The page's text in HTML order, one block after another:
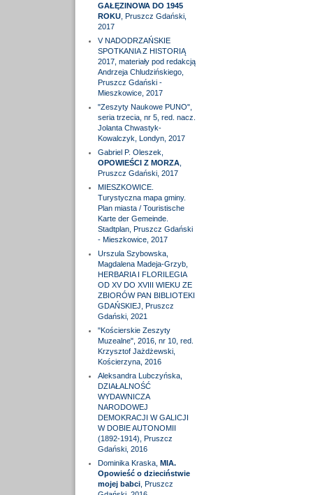
GAŁĘZINOWA DO 1945
ROKU, Pruszcz Gdański,
2017
V NADODRZAŃSKIE
SPOTKANIA Z HISTORIĄ
2017, materiały pod redakcją
Andrzeja Chludzińskiego,
Pruszcz Gdański -
Mieszkowice, 2017
"Zeszyty Naukowe PUNO",
seria trzecia, nr 5, red. nacz.
Jolanta Chwastyk-
Kowalczyk, Londyn, 2017
Gabriel P. Oleszek,
OPOWIEŚCI Z MORZA,
Pruszcz Gdański, 2017
MIESZKOWICE.
Turystyczna mapa gminy.
Plan miasta / Touristische
Karte der Gemeinde.
Stadtplan, Pruszcz Gdański
- Mieszkowice, 2017
Urszula Szybowska,
Magdalena Madeja-Grzyb,
HERBARIA I FLORILEGIA
OD XV DO XVIII WIEKU ZE
ZBIORÓW PAN BIBLIOTEKI
GDAŃSKIEJ, Pruszcz
Gdański, 2021
"Kościerskie Zeszyty
Muzealne", 2016, nr 10, red.
Krzysztof Jażdżewski,
Kościerzyna, 2016
Aleksandra Lubczyńska,
DZIAŁALNOŚĆ
WYDAWNICZA
NARODOWEJ
DEMOKRACJI W GALICJI
W DOBIE AUTONOMII
(1892-1914), Pruszcz
Gdański, 2016
Dominika Kraska, MIA.
Opowieść o dzieciństwie
mojej babci, Pruszcz